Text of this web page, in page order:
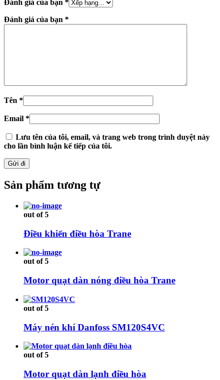
Đánh giá của bạn *
Đánh giá của bạn *
Tên *
Email *
Lưu tên của tôi, email, và trang web trong trình duyệt này
cho lần bình luận kế tiếp của tôi.
Sản phẩm tương tự
out of 5
Điều khiển điều hòa Trane
out of 5
Motor quạt dàn nóng điều hòa Trane
out of 5
Máy nén khí Danfoss SM120S4VC
out of 5
Motor quạt dàn lạnh điều hòa